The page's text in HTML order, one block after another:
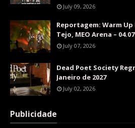
July 09, 2026
Reportagem: Warm Up
Tejo, MEO Arena –
July 07, 2026
Dead Poet Society
Janeiro de 2027
July 02, 2026
Publicidade